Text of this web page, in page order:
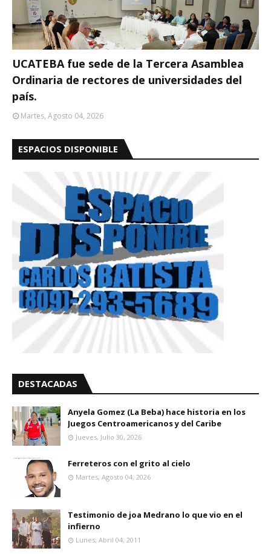
UCATEBA fue sede de la Tercera Asamblea
Ordinaria de rectores de universidades del
país.
Martes, Agosto 04, 2026
ESPACIOS DISPONIBLE
DESTACADAS
Anyela Gomez (La Beba) hace historia en los
Juegos Centroamericanos y del Caribe
Jueves, Julio 30, 2026
Ferreteros con el grito al cielo
Martes, Agosto 04, 2026
Testimonio de joa Medrano lo que vio en el
infierno
Lunes, Abril 04, 2011